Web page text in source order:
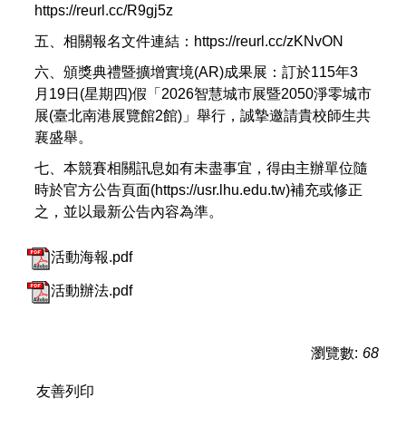
https://reurl.cc/R9gj5z
五、相關報名文件連結：https://reurl.cc/zKNvON
六、頒獎典禮暨擴增實境(AR)成果展：訂於115年3
月19日(星期四)假「2026智慧城市展暨2050淨零城市
展(臺北南港展覽館2館)」舉行，誠摯邀請貴校師生共
襄盛舉。
七、本競賽相關訊息如有未盡事宜，得由主辦單位隨
時於官方公告頁面(https://usr.lhu.edu.tw)補充或修正
之，並以最新公告內容為準。
活動海報.pdf
活動辦法.pdf
瀏覽數: 68
友善列印